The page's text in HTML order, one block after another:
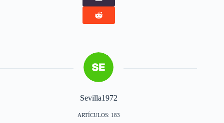
Sevilla1972
ARTÍCULOS: 183